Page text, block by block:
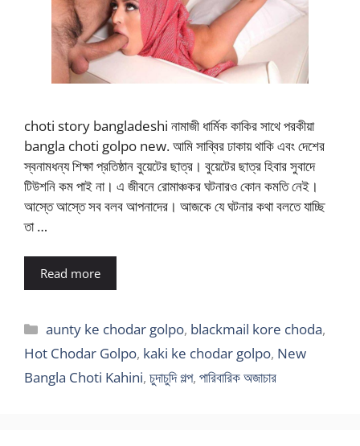
choti story bangladeshi নামাজী ধার্মিক কাকির সাথে পরকীয়া
bangla choti golpo new. আমি সাব্বির ঢাকায় থাকি এবং দেশের
স্বনামধন্য শিক্ষা প্রতিষ্ঠান বুয়েটের ছাত্র। বুয়েটের ছাত্র হিবার সুবাদে
টিউশনি কম পাই না। এ জীবনে রোমাঞ্চকর ঘটনারও কোন কমতি নেই।
আস্তে আস্তে সব বলব আপনাদের। আজকে যে ঘটনার কথা বলতে যাচ্ছি
তা …
Read more
Categories
aunty ke chodar golpo, blackmail kore choda,
Hot Chodar Golpo, kaki ke chodar golpo, New
Bangla Choti Kahini, চুদাচুদি গল্প, পারিবারিক অজাচার